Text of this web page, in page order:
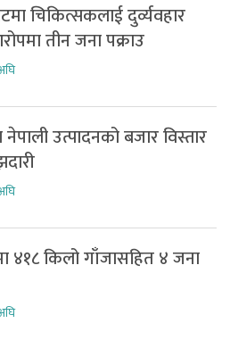
चिकित्सकलाई दुर्व्यवहार
तीन जना पक्राउ
उत्पादनको बजार विस्तार
४१८ किलो गाँजासहित ४ जना